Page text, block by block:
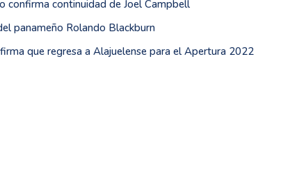
confirma continuidad de Joel Campbell
panameño Rolando Blackburn
que regresa a Alajuelense para el Apertura 2022